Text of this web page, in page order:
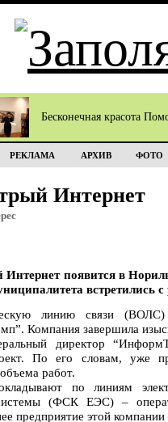
Бесконечная красота
РЕКЛАМА АРХИВ ФОТО
Интернет
появится в
встретились
линию связи
Компания завершила
директор
По его словам, уже
работ.
по линиям
(ФСК ЕЭС) –
предприятие этой